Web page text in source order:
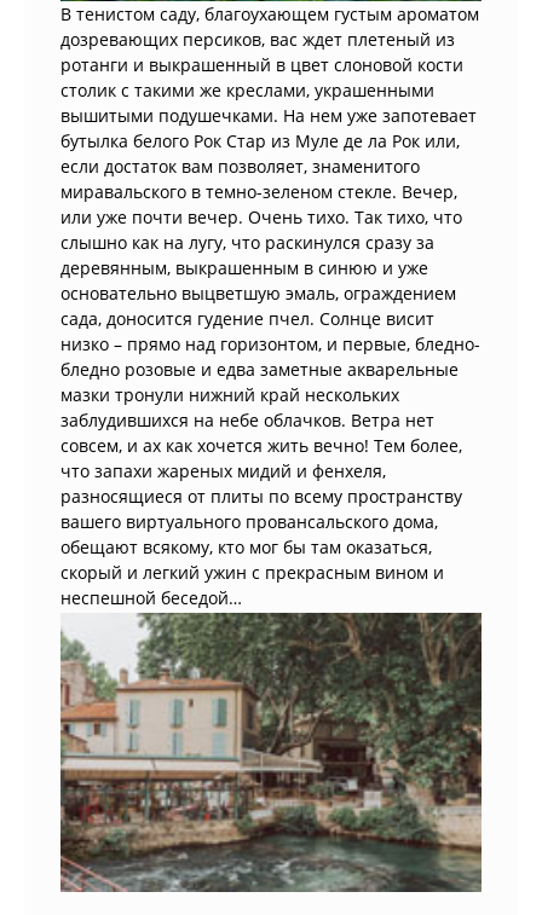
В тенистом саду, благоухающем густым ароматом
дозревающих персиков, вас ждет плетеный из
ротанги и выкрашенный в цвет слоновой кости
столик с такими же креслами, украшенными
вышитыми подушечками. На нем уже запотевает
бутылка белого Рок Стар из Муле де ла Рок или,
если достаток вам позволяет, знаменитого
миравальского в темно-зеленом стекле. Вечер,
или уже почти вечер. Очень тихо. Так тихо, что
слышно как на лугу, что раскинулся сразу за
деревянным, выкрашенным в синюю и уже
основательно выцветшую эмаль, ограждением
сада, доносится гудение пчел. Солнце висит
низко – прямо над горизонтом, и первые, бледно-
бледно розовые и едва заметные акварельные
мазки тронули нижний край нескольких
заблудившихся на небе облачков. Ветра нет
совсем, и ах как хочется жить вечно! Тем более,
что запахи жареных мидий и фенхеля,
разносящиеся от плиты по всему пространству
вашего виртуального провансальского дома,
обещают всякому, кто мог бы там оказаться,
скорый и легкий ужин с прекрасным вином и
неспешной беседой…